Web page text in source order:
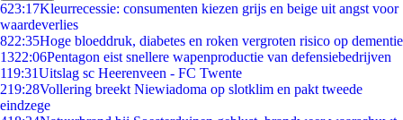
623:17Kleurrecessie: consumenten kiezen grijs en beige uit angst voor
waardeverlies
822:35Hoge bloeddruk, diabetes en roken vergroten risico op dementie
1322:06Pentagon eist snellere wapenproductie van defensiebedrijven
119:31Uitslag sc Heerenveen - FC Twente
219:28Vollering breekt Niewiadoma op slotklim en pakt tweede
eindzege